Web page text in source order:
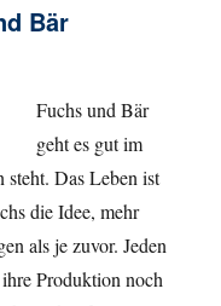
Bär
Fuchs und Bär
geht es gut im
steht. Das Leben ist
die Idee, mehr
als je zuvor. Jeden
Produktion noch